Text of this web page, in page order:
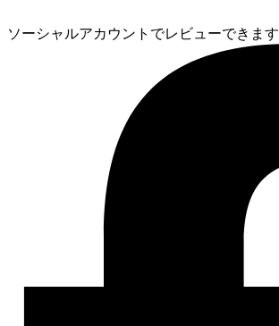
ソーシャルアカウントでレビューできます